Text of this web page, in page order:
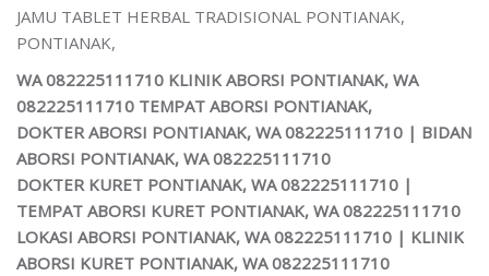
JAMU TABLET HERBAL TRADISIONAL PONTIANAK,
PONTIANAK,
WA 082225111710 KLINIK ABORSI PONTIANAK, WA
082225111710 TEMPAT ABORSI PONTIANAK,
DOKTER ABORSI PONTIANAK, WA 082225111710 | BIDAN
ABORSI PONTIANAK, WA 082225111710
DOKTER KURET PONTIANAK, WA 082225111710 |
TEMPAT ABORSI KURET PONTIANAK, WA 082225111710
LOKASI ABORSI PONTIANAK, WA 082225111710 | KLINIK
ABORSI KURET PONTIANAK, WA 082225111710